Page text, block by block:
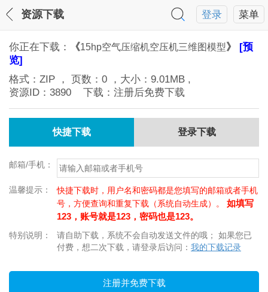
菜单
登录
资源下载
你正在下载： 《15hp空气压缩机空压机三维图模型》 [预
览]
格式： ZIP ， 页数： 0 ，大小： 9.01MB ,
资源ID： 3890 下载：注册后免费下载
快捷下载 登录下载
邮箱/手机：
温馨提示：
快捷下载时，用户名和密码都是您填写的邮箱或者手机
号，方便查询和重复下载（系统自动生成）。 如填写
123，账号就是123，密码也是123。
特别说明：
请自助下载，系统不会自动发送文件的哦； 如果您已
付费，想二次下载，请登录后访问： 我的下载记录